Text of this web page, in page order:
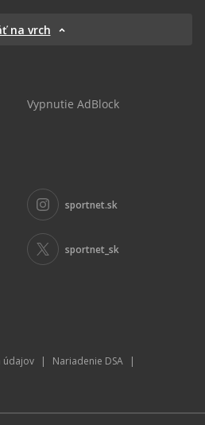
na vrch
Vypnutie AdBlock
sportnet.sk
sportnet_sk
údajov | Nariadenie DSA |